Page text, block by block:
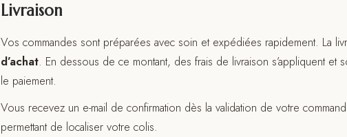
Livraison
Vos commandes sont préparées avec soin et expédiées rapidement. La
d’achat. En dessous de ce montant, des frais de livraison s’appliquent et
le paiement.
Vous recevez un e-mail de confirmation dès la validation de votre
permettant de localiser votre colis.